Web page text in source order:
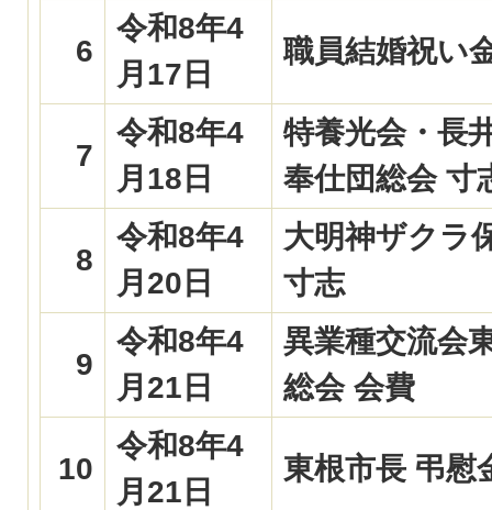
6
令和8年4
月17日
職員結婚祝い
7
令和8年4
月18日
特養光会・長
奉仕団総会 寸
8
令和8年4
月20日
大明神ザクラ
寸志
9
令和8年4
月21日
異業種交流会
総会 会費
10
令和8年4
月21日
東根市長 弔慰